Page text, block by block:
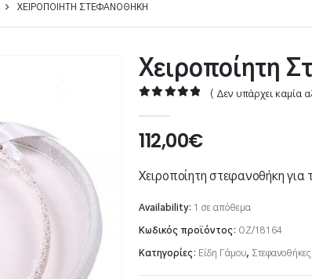
ΧΕΙΡΟΠΟΊΗΤΗ ΣΤΕΦΑΝΟΘΉΚΗ
Χειροποίητη
( Δεν υπάρχει καμία
112,00€
Χειροποίητη στεφανοθήκη για
Availability: 1 σε απόθεμα
Κωδικός προϊόντος: ΟΖ/18164
Κατηγορίες: Είδη Γάμου, Στεφανοθήκες